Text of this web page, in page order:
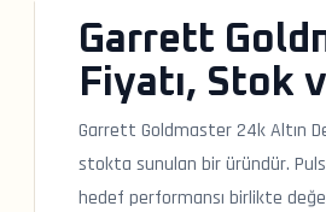
Garrett
Fiyatı, Stok
Garrett Goldmaster 24k Altın
stokta sunulan bir üründür.
hedef performansı birlikte